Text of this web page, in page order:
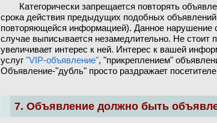
Категорически запрещается повторять
срока действия предыдущих подобных
повторяющейся информацией). Данное нарушение
случае выписывается незамедлительно. Не стоит
увеличивает интерес к ней. Интерес к вашей
услуг "VIP-объявление", "прикреплением"
Объявление-"дубль" просто раздражает
7. Объявление должно быть